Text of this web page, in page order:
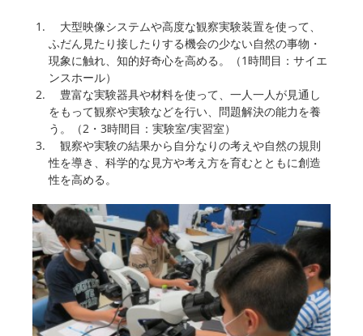
大型映像システムや高度な観察実験装置を使って、
ふだん見たり接したりする機会の少ない自然の事物・
現象に触れ、知的好奇心を高める。（1時間目：サイエ
ンスホール）
豊富な実験器具や材料を使って、一人一人が見通し
をもって観察や実験などを行い、問題解決の能力を養
う。（2・3時間目：実験室/実習室）
観察や実験の結果から自分なりの考えや自然の規則
性を導き、科学的な見方や考え方を育むとともに創造
性を高める。